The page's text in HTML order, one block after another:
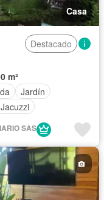
Casa
Destacado
m²
Jardín
Jacuzzi
SAS